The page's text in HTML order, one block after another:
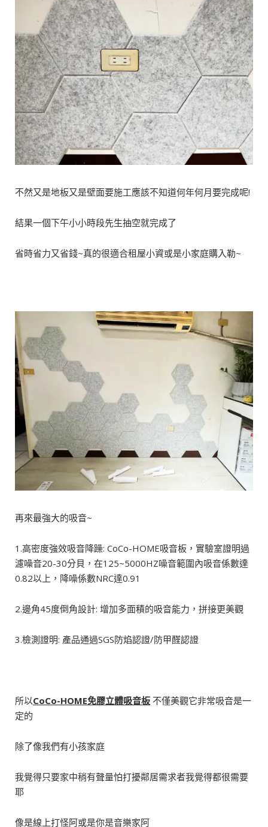
不然又是地板又是壁面要施工應該不知道何年何月要完成呢!
結果一個下午小小時段先生抽空就完成了
省時省力又省錢~真的很適合租屋小資或是小家庭購入勒~
再來最強大的吸音~
1.高密度強效吸音降躁: CoCo-HOME吸音板，實驗室證明過
濾噪音20-30分貝，在125~5000HZ噪音範圍內吸音係數達
0.82以上，降噪係數NRC達0.91
2.邊角45度倒角設計: 增加多面積的吸音能力，拼接更美觀
3.檢測證明: 產品通過SGS防焰認證/防甲醛認證
所以CoCo-HOME免膠立體吸音板 不僅美觀它非常吸音是一
定的
除了像我們有小孩家庭
我覺得只要家中稍有聲量怕打擾鄰居需求者我覺得都很需要
耶
像是線上打怪阿或是你是音樂家阿